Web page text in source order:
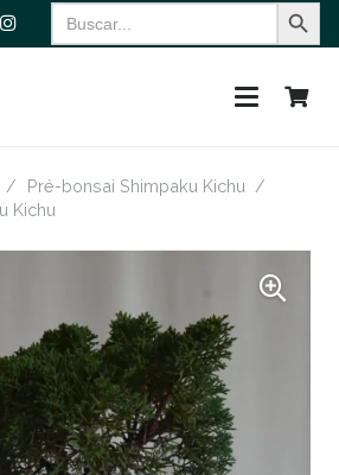
Search
for:
/ Pré-bonsai Shimpaku Kichu /
Kichu